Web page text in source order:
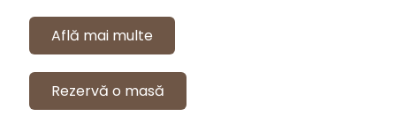
Află mai multe
Rezervă o masă